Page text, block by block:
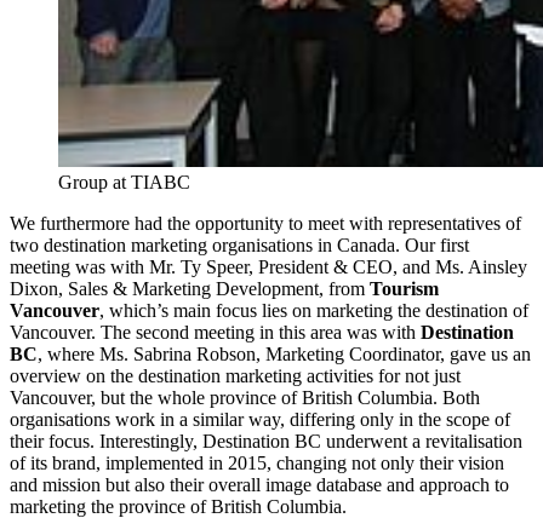
Group at TIABC
We furthermore had the opportunity to meet with representatives of
two destination marketing organisations in Canada. Our first
meeting was with Mr. Ty Speer, President & CEO, and Ms. Ainsley
Dixon, Sales & Marketing Development, from Tourism
Vancouver, which’s main focus lies on marketing the destination of
Vancouver. The second meeting in this area was with Destination
BC, where Ms. Sabrina Robson, Marketing Coordinator, gave us an
overview on the destination marketing activities for not just
Vancouver, but the whole province of British Columbia. Both
organisations work in a similar way, differing only in the scope of
their focus. Interestingly, Destination BC underwent a revitalisation
of its brand, implemented in 2015, changing not only their vision
and mission but also their overall image database and approach to
marketing the province of British Columbia.